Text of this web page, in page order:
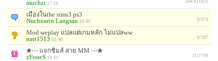
muchzi 17:26 204/411931
เมืองในthe sims3 ps3
Nuchnarin Langsan 18:09 0/373
Mod weplay แปลแต่เกมหลัก ไม่แปลww
natt1513 03:40 0/187
❀⋯ แจกซิมส์ สาย MM ⋯❀
zFoueS 10:41 11/2799